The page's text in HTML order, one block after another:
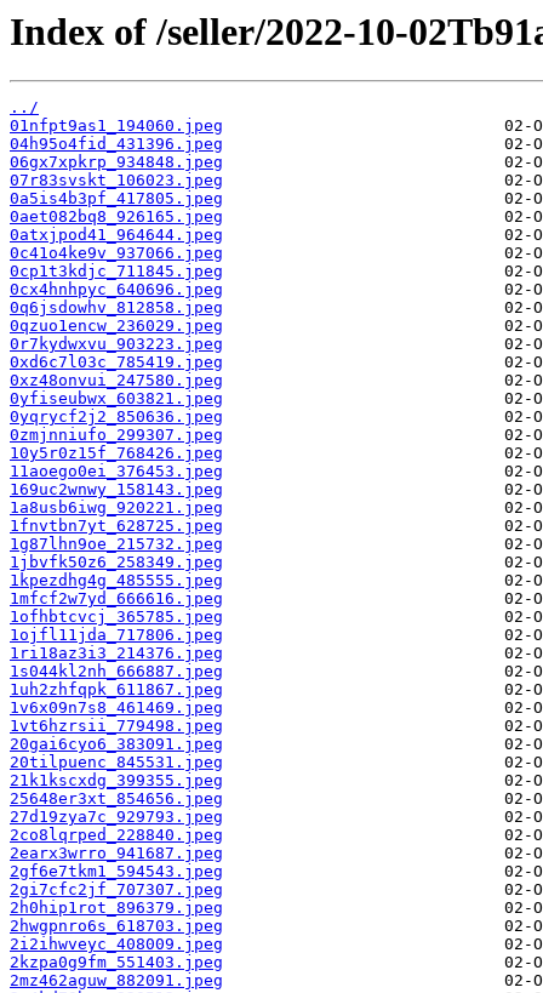
Index of /seller/2022-10-
../
01nfpt9as1_194060.jpeg
04h95o4fid_431396.jpeg
06gx7xpkrp_934848.jpeg
07r83svskt_106023.jpeg
0a5is4b3pf_417805.jpeg
0aet082bq8_926165.jpeg
0atxjpod41_964644.jpeg
0c41o4ke9v_937066.jpeg
0cp1t3kdjc_711845.jpeg
0cx4hnhpyc_640696.jpeg
0q6jsdowhv_812858.jpeg
0qzuo1encw_236029.jpeg
0r7kydwxvu_903223.jpeg
0xd6c7l03c_785419.jpeg
0xz48onvui_247580.jpeg
0yfiseubwx_603821.jpeg
0yqrycf2j2_850636.jpeg
0zmjnniufo_299307.jpeg
10y5r0z15f_768426.jpeg
11aoego0ei_376453.jpeg
169uc2wnwy_158143.jpeg
1a8usb6iwg_920221.jpeg
1fnvtbn7yt_628725.jpeg
1g87lhn9oe_215732.jpeg
1jbvfk50z6_258349.jpeg
1kpezdhg4g_485555.jpeg
1mfcf2w7yd_666616.jpeg
1ofhbtcvcj_365785.jpeg
1ojfl11jda_717806.jpeg
1ri18az3i3_214376.jpeg
1s044kl2nh_666887.jpeg
1uh2zhfqpk_611867.jpeg
1v6x09n7s8_461469.jpeg
1vt6hzrsii_779498.jpeg
20gai6cyo6_383091.jpeg
20tilpuenc_845531.jpeg
21k1kscxdg_399355.jpeg
25648er3xt_854656.jpeg
27d19zya7c_929793.jpeg
2co8lqrped_228840.jpeg
2earx3wrro_941687.jpeg
2gf6e7tkm1_594543.jpeg
2gi7cfc2jf_707307.jpeg
2h0hip1rot_896379.jpeg
2hwgpnro6s_618703.jpeg
2i2ihwveyc_408009.jpeg
2kzpa0g9fm_551403.jpeg
2mz462aguw_882091.jpeg